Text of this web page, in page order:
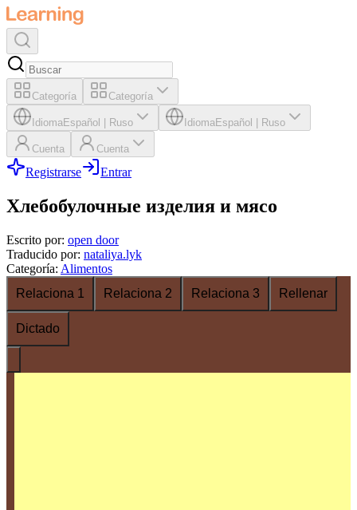
Categoría Categoría
IdiomaEspañol Ruso IdiomaEspañol Ruso
Cuenta Cuenta
Registrarse Entrar
Хлебобулочные изделия и мясо
Escrito por: open door
Traducido por: nataliya.lyk
Categoría: Alimentos
Relaciona 1
Relaciona 2 Relaciona 3 Rellenar
Dictado